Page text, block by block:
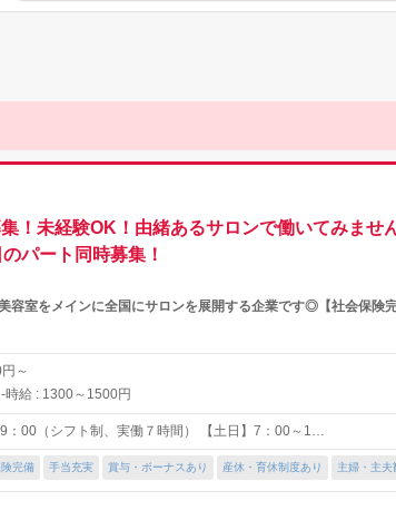
！未経験OK！由緒あるサロンで働いてみませ
パート同時募集！
室をメインに全国にサロンを展開する企業です◎【社会保険完
円～
時給 : 1300～ 1500円
：00（シフト制、実働７時間） 【土日】7：00～1…
完備 手当充実 賞与・ボーナスあり 産休・育休制度あり 主婦・主夫